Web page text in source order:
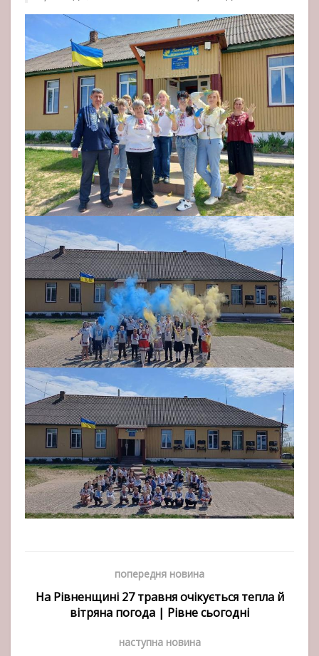
попередня новина
На Рівненщині 27 травня очікується тепла й
вітряна погода | Рівне сьогодні
наступна новина